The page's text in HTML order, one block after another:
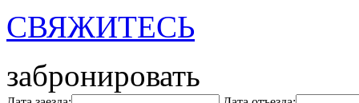
СВЯЖИТЕСЬ
забронировать